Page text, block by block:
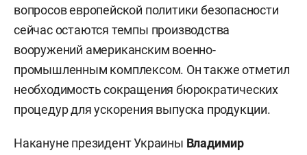
вопросов европейской политики безопасности
сейчас остаются темпы производства
вооружений американским военно-
промышленным комплексом. Он также отметил
необходимость сокращения бюрократических
процедур для ускорения выпуска продукции.
Накануне президент Украины Владимир